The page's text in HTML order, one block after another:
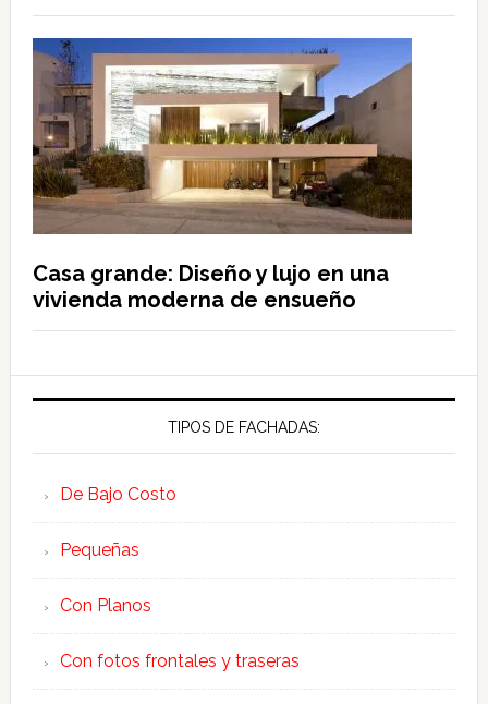
Casa grande: Diseño y lujo en una
vivienda moderna de ensueño
TIPOS DE FACHADAS:
De Bajo Costo
Pequeñas
Con Planos
Con fotos frontales y traseras